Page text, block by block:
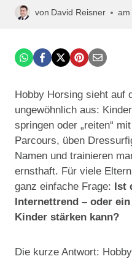
von David Reisner am
Hobby Horsing sieht auf
ungewöhnlich aus:
springen oder „reiten“
Parcours, üben
Namen und trainieren
ernsthaft. Für viele
ganz einfache Frage: Ist
Internettrend – oder
Kinder stärken kann?
Die kurze Antwort: